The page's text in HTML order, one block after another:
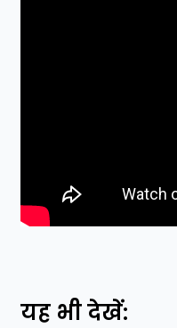
यह भी देखें: